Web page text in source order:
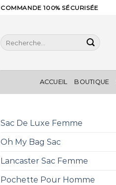
COMMANDE 100% SÉCURISÉE
Recherche
pour :
ACCUEIL BOUTIQUE
Sac De Luxe Femme
Oh My Bag Sac
Lancaster Sac Femme
Pochette Pour Homme